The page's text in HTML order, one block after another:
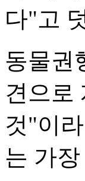
다"고
동물권
견으로
것"이
는 가